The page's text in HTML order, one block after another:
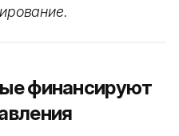
финансируют